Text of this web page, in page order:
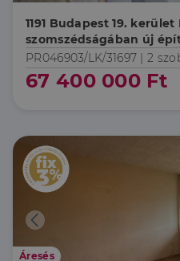
1191 Budapest 19.
szomszédságában új
lakások hőszivattyús
műszaki tartalommal,
PR046903/LK/31697 |2
67 400 000 Ft
Áresés